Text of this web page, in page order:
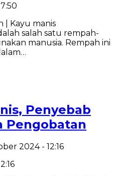
| Kayu manis
salah satu rempah-
manusia. Rempah ini
Penyebab
Pengobatan
2024 - 12:16